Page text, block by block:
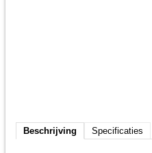
Beschrijving Specificaties